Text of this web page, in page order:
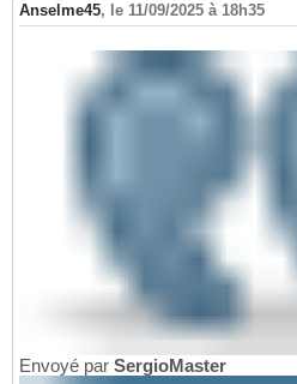
Anselme45, le 11/09/2025 à 18h35
Envoyé par SergioMaster